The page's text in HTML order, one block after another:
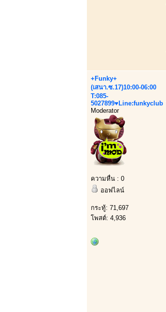
+Funky+
(เสนา.ซ.17)10:00-06:00
T:085-
5027899♥Line:funkyclub
Moderator
ความหื่น : 0
ออฟไลน์
กระทู้: 71,697
โพสต์: 4,936